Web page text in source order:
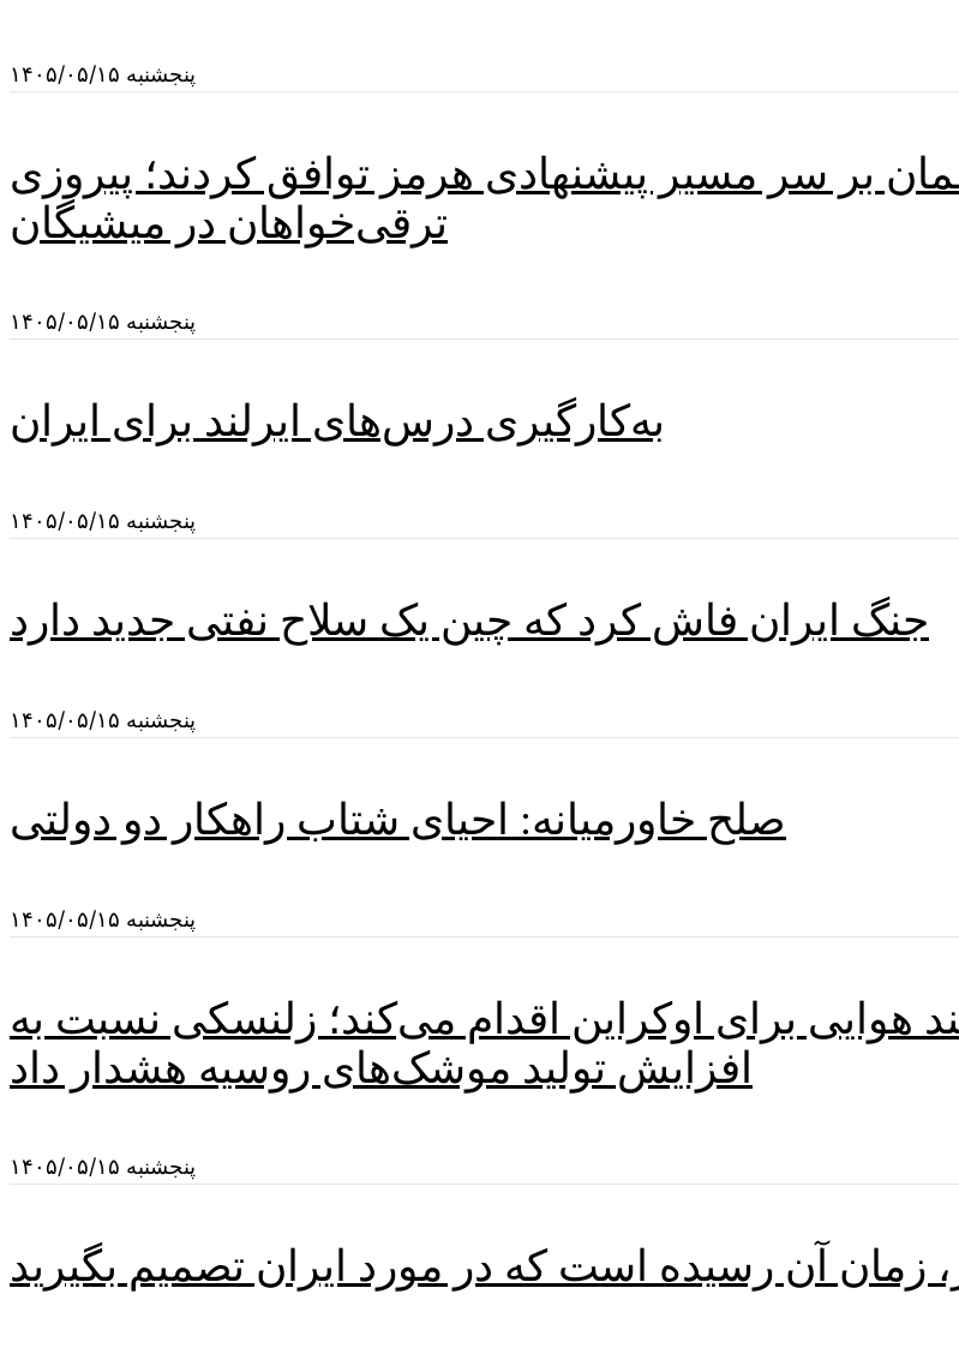
پنجشنبه ۱۴۰۵/۰۵/۱۵
بر سر مسیر پیشنهادی هرمز توافق کردند؛ پیروزی
ترقی‌خواهان در میشیگان
پنجشنبه ۱۴۰۵/۰۵/۱۵
به‌کارگیری درس‌های ایرلند برای ایران
پنجشنبه ۱۴۰۵/۰۵/۱۵
جنگ ایران فاش کرد که چین یک سلاح نفتی جدید دارد
پنجشنبه ۱۴۰۵/۰۵/۱۵
صلح خاورمیانه: احیای شتاب راهکار دو دولتی
پنجشنبه ۱۴۰۵/۰۵/۱۵
هوایی برای اوکراین اقدام می‌کند؛ زلنسکی نسبت به
افزایش تولید موشک‌های روسیه هشدار داد
پنجشنبه ۱۴۰۵/۰۵/۱۵
زمان آن رسیده است که در مورد ایران تصمیم بگیرید